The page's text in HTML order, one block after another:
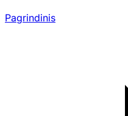
Pagrindinis